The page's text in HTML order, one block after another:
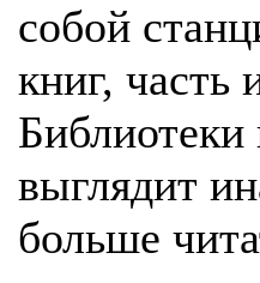
собой
книг, часть
выглядит
больше